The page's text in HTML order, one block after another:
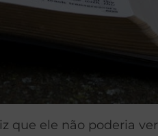
que ele não poderia